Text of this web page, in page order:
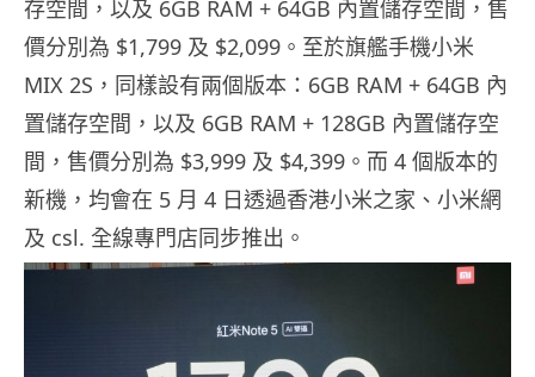
存空間，以及 6GB RAM + 64GB 內置儲存空間，售
價分別為 $1,799 及 $2,099。至於旗艦手機小米
MIX 2S，同樣設有兩個版本：6GB RAM + 64GB 內
置儲存空間，以及 6GB RAM + 128GB 內置儲存空
間，售價分別為 $3,999 及 $4,399。而 4 個版本的
新機，均會在 5 月 4 日透過香港小米之家、小米網
及 csl. 全線專門店同步推出。